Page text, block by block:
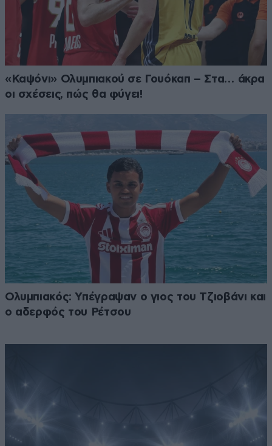
«Καψόνι» Ολυμπιακού σε Γουόκαπ – Στα… άκρα
οι σχέσεις, πώς θα φύγει!
Ολυμπιακός: Υπέγραψαν ο γιος του Τζιοβάνι και
ο αδερφός του Ρέτσου